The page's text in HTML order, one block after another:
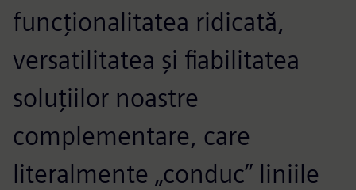
funcționalitatea ridicată,
versatilitatea și fiabilitatea
soluțiilor noastre
complementare, care
literalmente „conduc” liniile